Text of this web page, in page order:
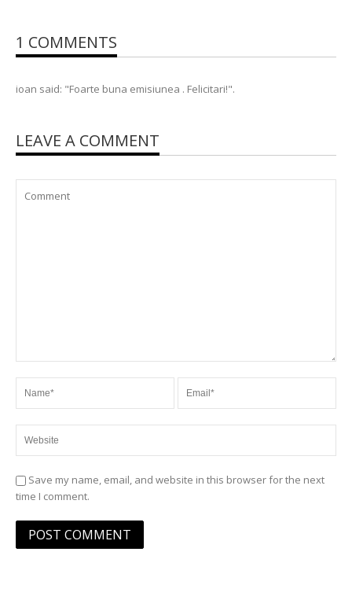
1 COMMENTS
ioan said: "Foarte buna emisiunea . Felicitari!".
LEAVE A COMMENT
Save my name, email, and website in this browser for the next
time I comment.